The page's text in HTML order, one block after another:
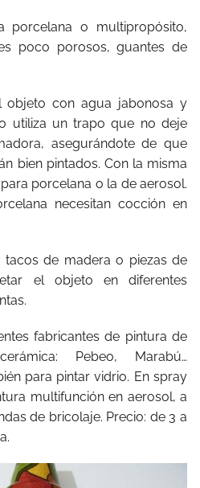
porcelana o multipropósito,
poco porosos, guantes de
objeto con agua jabonosa y
utiliza un trapo que no deje
asegurándote de que
bien pintados. Con la misma
porcelana o la de aerosol.
necesitan cocción en
tacos de madera o piezas de
el objeto en diferentes
fabricantes de pintura de
Pebeo, Marabú…
para pintar vidrio. En spray
multifunción en aerosol, a
de bricolaje. Precio: de 3 a